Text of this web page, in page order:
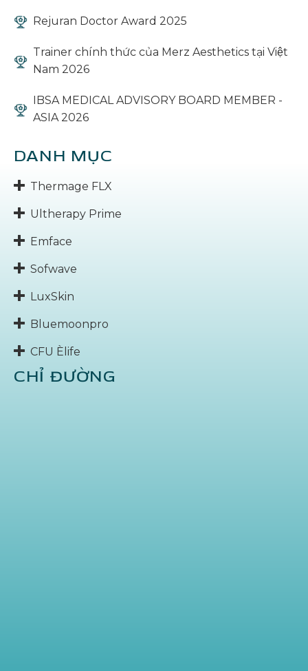
Rejuran Doctor Award 2025
Trainer chính thức của Merz Aesthetics tại Việt
Nam 2026
IBSA MEDICAL ADVISORY BOARD MEMBER -
ASIA 2026
DANH MỤC
Thermage FLX
Ultherapy Prime
Emface
Sofwave
LuxSkin
Bluemoonpro
CFU Èlife
CHỈ ĐƯỜNG